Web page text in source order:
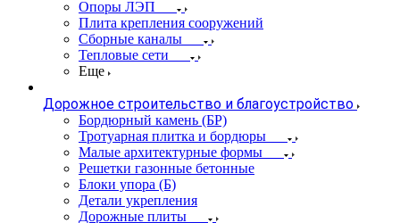
Опоры ЛЭП
Плита крепления сооружений
Сборные каналы
Тепловые сети
Еще
Дорожное строительство и благоустройство
Бордюрный камень (БР)
Тротуарная плитка и бордюры
Малые архитектурные формы
Решетки газонные бетонные
Блоки упора (Б)
Детали укрепления
Дорожные плиты